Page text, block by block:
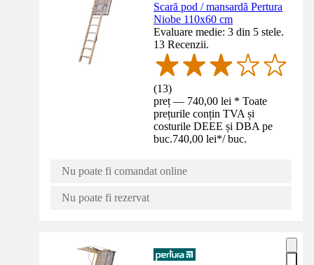
Scară pod / mansardă Pertura
Niobe 110x60 cm
Evaluare medie: 3 din 5 stele.
13 Recenzii.
(13)
preț — 740,00 lei * Toate
prețurile conțin TVA și
costurile DEEE și DBA pe
buc.740,00 lei*/ buc.
Nu poate fi comandat online
Nu poate fi rezervat